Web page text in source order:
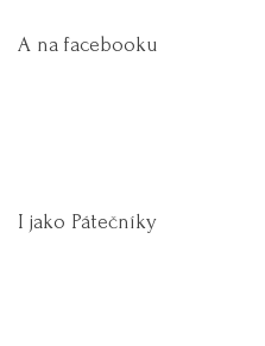
A na facebooku
I jako Pátečníky